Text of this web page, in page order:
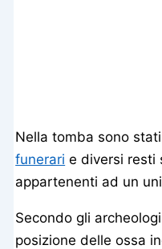
Nella tomba sono
funerari e diversi resti
appartenenti ad un
Secondo gli
posizione delle ossa